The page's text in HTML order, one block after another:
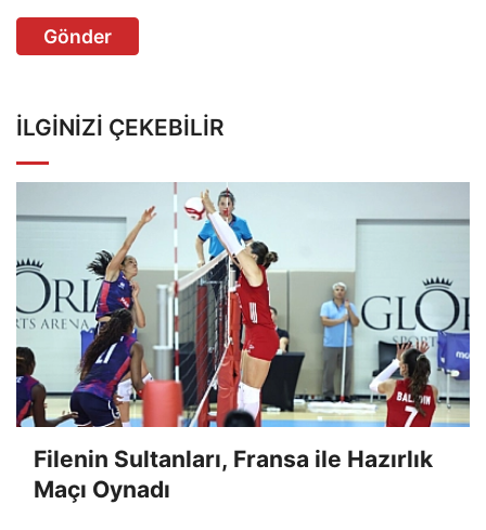
Gönder
İLGINIZI ÇEKEBILIR
Filenin Sultanları, Fransa ile Hazırlık
Maçı Oynadı